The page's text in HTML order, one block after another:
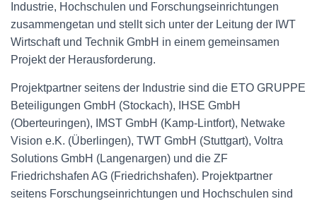
Industrie, Hochschulen und Forschungseinrichtungen
zusammengetan und stellt sich unter der Leitung der IWT
Wirtschaft und Technik GmbH in einem gemeinsamen
Projekt der Herausforderung.
Projektpartner seitens der Industrie sind die ETO GRUPPE
Beteiligungen GmbH (Stockach), IHSE GmbH
(Oberteuringen), IMST GmbH (Kamp-Lintfort), Netwake
Vision e.K. (Überlingen), TWT GmbH (Stuttgart), Voltra
Solutions GmbH (Langenargen) und die ZF
Friedrichshafen AG (Friedrichshafen). Projektpartner
seitens Forschungseinrichtungen und Hochschulen sind